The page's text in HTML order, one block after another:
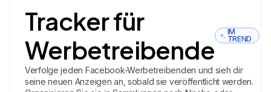
Tracker für
Werbetreibende
IM
TREND
Verfolge jeden Facebook-Werbetreibenden und sieh dir
seine neuen Anzeigen an, sobald sie veröffentlicht werden.